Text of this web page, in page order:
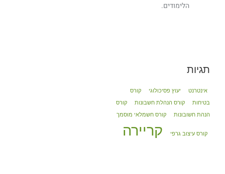
הלימודים.
תגיות
אינטרנט יעוץ פסיכולוגי
קורס
בטיחות
קורס הנהלת חשבונות
קורס
הנהת חשובונות
קורס חשמלאי מוסמך
קורס עיצוב גרפי קריירה